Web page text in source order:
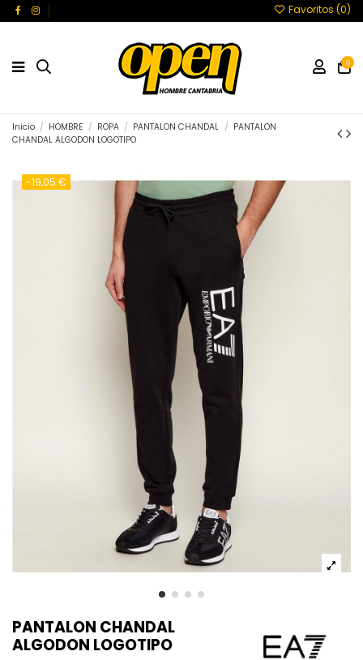
Favoritos (0)
0
Inicio HOMBRE ROPA PANTALON CHANDAL
PANTALON
CHANDAL ALGODON LOGOTIPO
-19,05 €
PANTALON CHANDAL
ALGODON LOGOTIPO